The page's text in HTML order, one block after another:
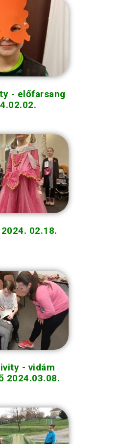
- előfarsang
02.18.
- vidám
2024.03.08.